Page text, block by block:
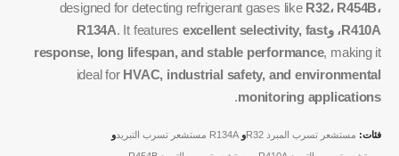
designed for detecting refrigerant gases like R32، R454B،
R410A، وR134A
. It features excellent selectivity, fast
response, long lifespan, and stable performance, making it
ideal for HVAC, industrial safety, and environmental
monitoring applications
.
فئات: مستشعر تسرب المبرد R32 و R134A مستشعر تسرب التبريد
و